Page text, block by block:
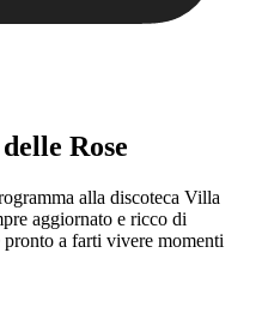
Rose
alla discoteca Villa
aggiornato e ricco di
a farti vivere momenti